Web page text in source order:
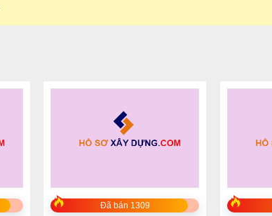
Đã bán 1309